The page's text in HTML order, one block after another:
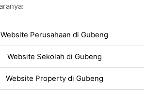
Website Perusahaan di Gubeng
Website Sekolah di Gubeng
Website Property di Gubeng